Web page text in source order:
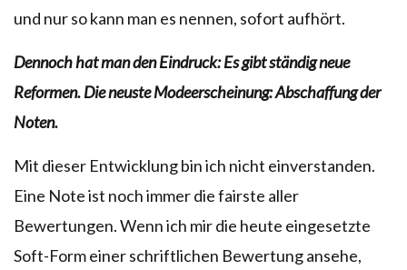
und nur so kann man es nennen, sofort aufhört.
Dennoch hat man den Eindruck: Es gibt ständig neue
Reformen. Die neuste Modeerscheinung: Abschaffung der
Noten.
Mit dieser Entwicklung bin ich nicht einverstanden.
Eine Note ist noch immer die fairste aller
Bewertungen. Wenn ich mir die heute eingesetzte
Soft-Form einer schriftlichen Bewertung ansehe,